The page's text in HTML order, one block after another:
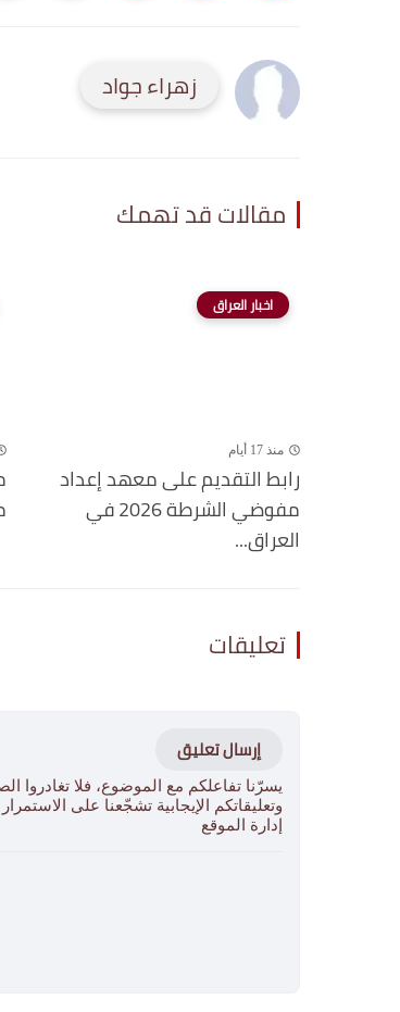
زهراء جواد
مقالات قد تهمك
اخبار العراق
منذ 17 أيام
رابط التقديم على معهد إعداد
مفوضي الشرطة 2026 في
العراق...
تعليقات
إرسال تعليق
يسرّنا تفاعلكم مع الموضوع، فلا تغادروا
وتعليقاتكم الإيجابية تشجّعنا على
إدارة الموقع